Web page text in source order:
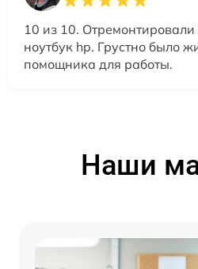
10 из 10.
ноутбук hp. Грустно было
помощника для работы.
Наши